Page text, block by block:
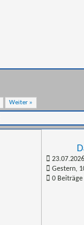
Weiter »
Gestern,
0 Beiträge